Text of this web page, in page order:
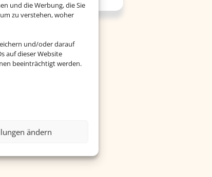
und die Werbung, die Sie
zu verstehen, woher
und/oder darauf
auf dieser Website
beeinträchtigt werden.
ändern